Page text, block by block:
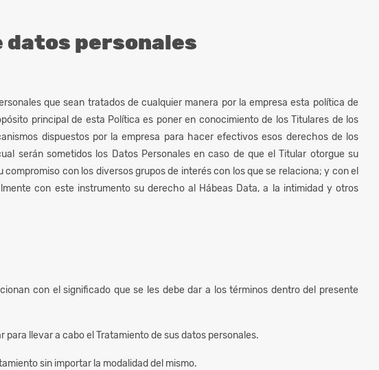
personales
que sean tratados de cualquier manera por la empresa esta política de
principal de esta Política es poner en conocimiento de los Titulares de los
dispuestos por la empresa para hacer efectivos esos derechos de los
serán sometidos los Datos Personales en caso de que el Titular otorgue su
con los diversos grupos de interés con los que se relaciona; y con el
con este instrumento su derecho al Hábeas Data, a la intimidad y otros
con el significado que se les debe dar a los términos dentro del presente
llevar a cabo el Tratamiento de sus datos personales.
sin importar la modalidad del mismo.